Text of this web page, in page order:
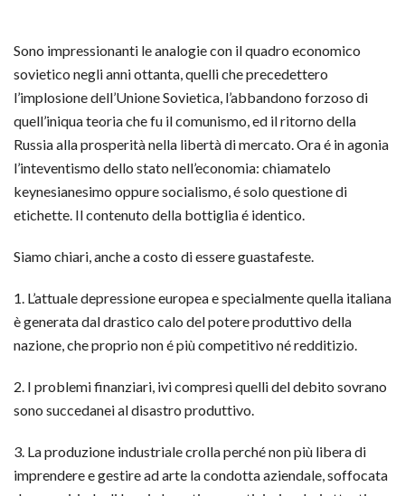
Sono impressionanti le analogie con il quadro economico
sovietico negli anni ottanta, quelli che precedettero
l’implosione dell’Unione Sovietica, l’abbandono forzoso di
quell’iniqua teoria che fu il comunismo, ed il ritorno della
Russia alla prosperità nella libertà di mercato. Ora é in agonia
l’inteventismo dello stato nell’economia: chiamatelo
keynesianesimo oppure socialismo, é solo questione di
etichette. Il contenuto della bottiglia é identico.
Siamo chiari, anche a costo di essere guastafeste.
1. L’attuale depressione europea e specialmente quella italiana
è generata dal drastico calo del potere produttivo della
nazione, che proprio non é più competitivo né redditizio.
2. I problemi finanziari, ivi compresi quelli del debito sovrano
sono succedanei al disastro produttivo.
3. La produzione industriale crolla perché non più libera di
imprendere e gestire ad arte la condotta aziendale, soffocata